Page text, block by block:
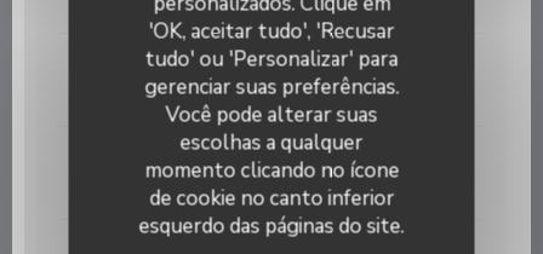
'OK, aceitar tudo', 'Recusar
tudo' ou 'Personalizar' para
gerenciar suas preferências.
Você pode alterar suas
escolhas a qualquer
momento clicando no ícone
de cookie no canto inferior
esquerdo das páginas do site.
GET 31
8,50 EUR
LIMONCELLO
8,50 EUR